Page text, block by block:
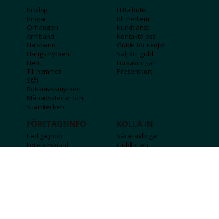
Bröllop
Ringar
Örhängen
Armband
Halsband
Hängsmycken
Herr
Till hemmet
Stål
Bokstavssmycken
Månadsstenar och
stjärntecken
Hitta butik
Bli medlem
Kundtjänst
Kontakta oss
Guide för kedjor
Sälj ditt guld
Försäkringar
Presentkort
FÖRETAGSINFO
Lediga jobb
Företagskund
KOLLA IN
Våra tävlingar
Guldlotten